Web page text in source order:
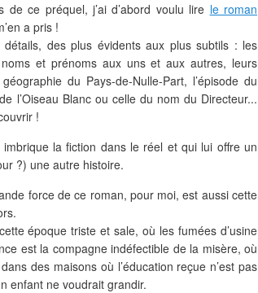
ce préquel, j’ai d’abord voulu lire le roman
a pris !
des plus évidents aux plus subtils : les
et prénoms aux uns et aux autres, leurs
du Pays-de-Nulle-Part, l’épisode du
l’Oiseau Blanc ou celle du nom du Directeur...
!
la fiction dans le réel et qui lui offre un
?) une autre histoire.
force de ce roman, pour moi, est aussi cette
époque triste et sale, où les fumées d’usine
est la compagne indéfectible de la misère, où
des maisons où l’éducation reçue n’est pas
enfant ne voudrait grandir.